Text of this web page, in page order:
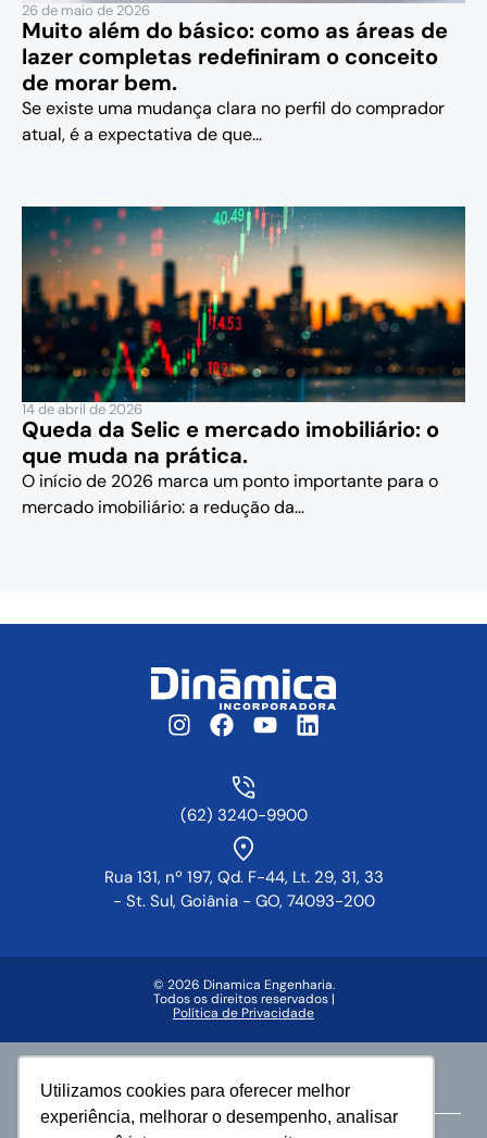
Utilizamos cookies para oferecer melhor
experiência, melhorar o desempenho, analisar
26 de maio de 2026
Muito além do básico: como as áreas de
lazer completas redefiniram o conceito
de morar bem.
Se existe uma mudança clara no perfil do comprador
atual, é a expectativa de que...
14 de abril de 2026
Queda da Selic e mercado imobiliário: o
que muda na prática.
O início de 2026 marca um ponto importante para o
mercado imobiliário: a redução da...
(62) 3240-9900
Rua 131, nº 197, Qd. F-44, Lt. 29, 31, 33
- St. Sul, Goiânia - GO, 74093-200
© 2026 Dinamica Engenharia.
Todos os direitos reservados |
Política de Privacidade